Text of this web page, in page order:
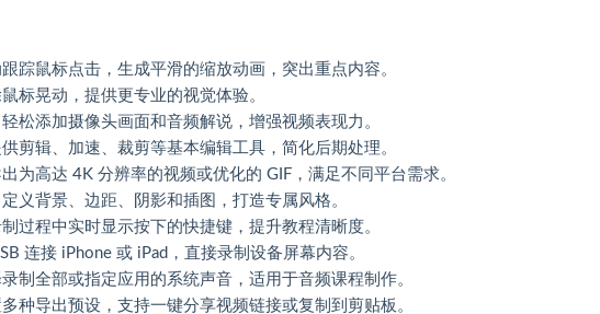
踪鼠标点击，生成平滑的缩放动画，突出重点内容。
标晃动，提供更专业的视觉体验。
松添加摄像头画面和音频解说，增强视频表现力。
剪辑、加速、裁剪等基本编辑工具，简化后期处理。
为高达 4K 分辨率的视频或优化的 GIF，满足不同平台需求。
义背景、边距、阴影和插图，打造专属风格。
过程中实时显示按下的快捷键，提升教程清晰度。
连接 iPhone 或 iPad，直接录制设备屏幕内容。
制全部或指定应用的系统声音，适用于音频课程制作。
种导出预设，支持一键分享视频链接或复制到剪贴板。